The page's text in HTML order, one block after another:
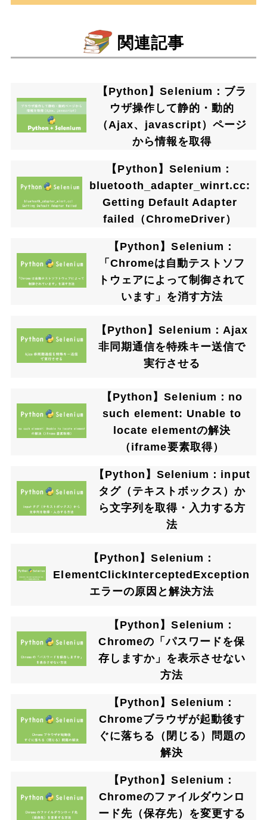
関連記事
【Python】Selenium：ブラ
ウザ操作して静的・動的
（Ajax、javascript）ページ
から情報を取得
【Python】Selenium：
bluetooth_adapter_winrt.cc:
Getting Default Adapter
failed（ChromeDriver）
【Python】Selenium：
「Chromeは自動テストソフ
トウェアによって制御されて
います」を消す方法
【Python】Selenium：Ajax
非同期通信を特殊キー送信で
実行させる
【Python】Selenium：no
such element: Unable to
locate elementの解決
（iframe要素取得）
【Python】Selenium：input
タグ（テキストボックス）か
ら文字列を取得・入力する方
法
【Python】Selenium：
ElementClickInterceptedException
エラーの原因と解決方法
【Python】Selenium：
Chromeの「パスワードを保
存しますか」を表示させない
方法
【Python】Selenium：
Chromeブラウザが起動後す
ぐに落ちる（閉じる）問題の
解決
【Python】Selenium：
Chromeのファイルダウンロ
ード先（保存先）を変更する